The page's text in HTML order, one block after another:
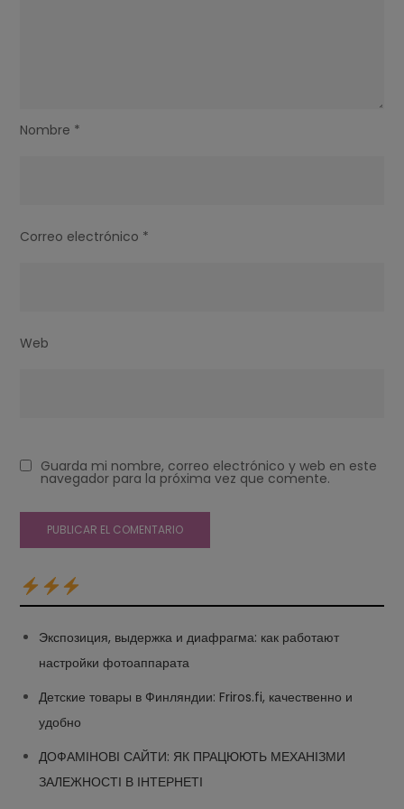
Nombre *
Correo electrónico *
Web
Guarda mi nombre, correo electrónico y web en este
navegador para la próxima vez que comente.
Экспозиция, выдержка и диафрагма: как работают
настройки фотоаппарата
Детские товары в Финляндии: Friros.fi, качественно и
удобно
ДОФАМІНОВІ САЙТИ: ЯК ПРАЦЮЮТЬ МЕХАНІЗМИ
ЗАЛЕЖНОСТІ В ІНТЕРНЕТІ